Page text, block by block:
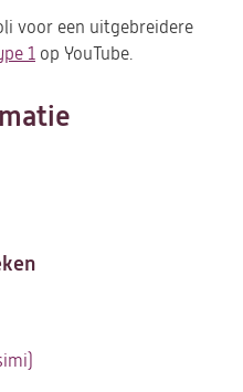
voor een uitgebreidere
1 (opent
een
op YouTube.